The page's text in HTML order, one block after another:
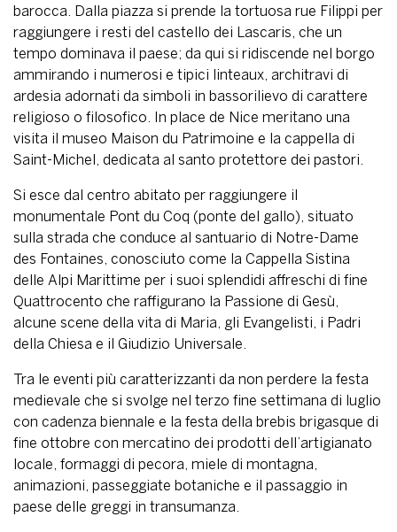
barocca. Dalla piazza si prende la tortuosa rue Filippi per
raggiungere i resti del castello dei Lascaris, che un
tempo dominava il paese; da qui si ridiscende nel borgo
ammirando i numerosi e tipici linteaux, architravi di
ardesia adornati da simboli in bassorilievo di carattere
religioso o filosofico. In place de Nice meritano una
visita il museo Maison du Patrimoine e la cappella di
Saint-Michel, dedicata al santo protettore dei pastori.
Si esce dal centro abitato per raggiungere il
monumentale Pont du Coq (ponte del gallo), situato
sulla strada che conduce al santuario di Notre-Dame
des Fontaines, conosciuto come la Cappella Sistina
delle Alpi Marittime per i suoi splendidi affreschi di fine
Quattrocento che raffigurano la Passione di Gesù,
alcune scene della vita di Maria, gli Evangelisti, i Padri
della Chiesa e il Giudizio Universale.
Tra le eventi più caratterizzanti da non perdere la festa
medievale che si svolge nel terzo fine settimana di luglio
con cadenza biennale e la festa della brebis brigasque di
fine ottobre con mercatino dei prodotti dell’artigianato
locale, formaggi di pecora, miele di montagna,
animazioni, passeggiate botaniche e il passaggio in
paese delle greggi in transumanza.